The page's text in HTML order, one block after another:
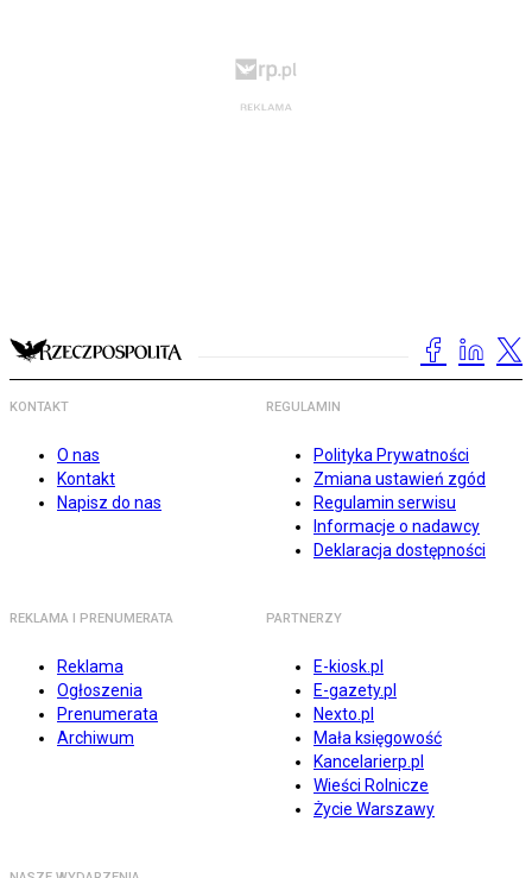
KONTAKT
O nas
Kontakt
Napisz do nas
REGULAMIN
Polityka Prywatności
Zmiana ustawień zgód
Regulamin serwisu
Informacje o nadawcy
Deklaracja dostępności
REKLAMA I PRENUMERATA
Reklama
Ogłoszenia
Prenumerata
Archiwum
PARTNERZY
E-kiosk.pl
E-gazety.pl
Nexto.pl
Mała księgowość
Kancelarierp.pl
Wieści Rolnicze
Życie Warszawy